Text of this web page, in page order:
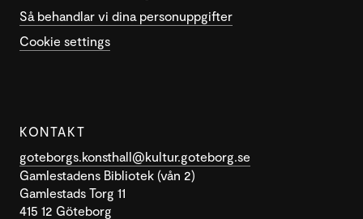
Så behandlar vi dina personuppgifter
Cookie settings
KONTAKT
goteborgs.konsthall@kultur.goteborg.se
Gamlestadens Bibliotek (vån 2)
Gamlestads Torg 11
415 12 Göteborg